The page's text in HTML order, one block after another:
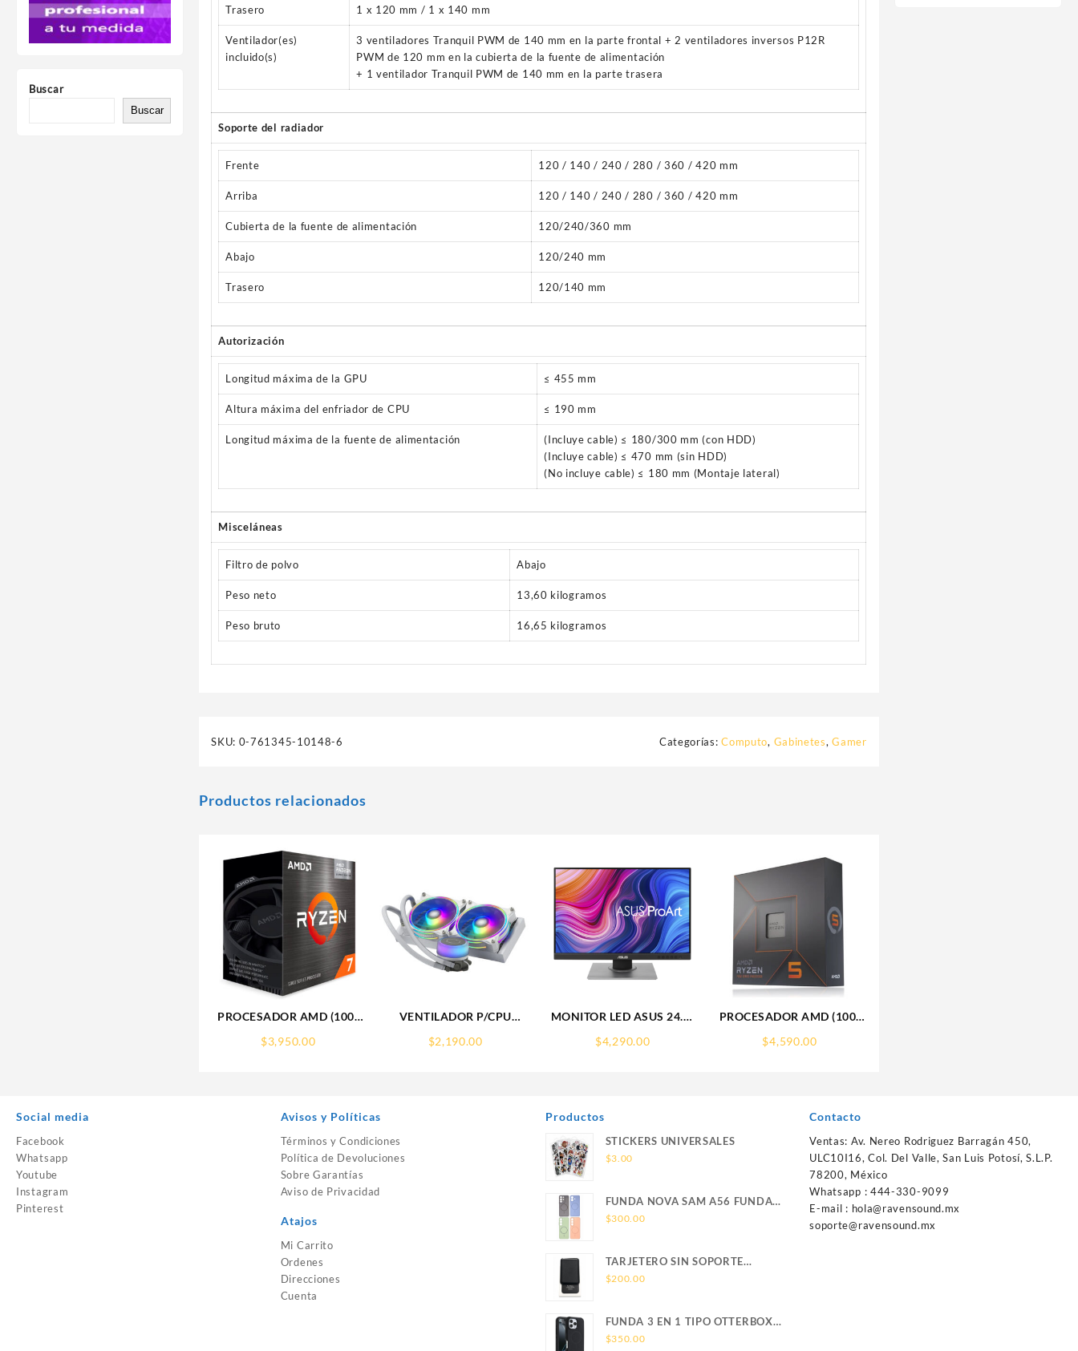
Buscar
Buscar
Trasero 1 x 120 mm / 1 x 140 mm
Ventilador(es)
incluido(s)
3 ventiladores Tranquil PWM de 140 mm en la parte frontal + 2 ventiladores inversos P12R
PWM de 120 mm en la cubierta de la fuente de alimentación
+ 1 ventilador Tranquil PWM de 140 mm en la parte trasera
Soporte del radiador
Frente 120 / 140 / 240 / 280 / 360 / 420 mm
Arriba 120 / 140 / 240 / 280 / 360 / 420 mm
Cubierta de la fuente de alimentación 120/240/360 mm
Abajo 120/240 mm
Trasero 120/140 mm
Autorización
Longitud máxima de la GPU ≤ 455 mm
Altura máxima del enfriador de CPU ≤ 190 mm
Longitud máxima de la fuente de alimentación
(Incluye cable) ≤ 180/300 mm (con HDD)
(Incluye cable) ≤ 470 mm (sin HDD)
(No incluye cable) ≤ 180 mm (Montaje lateral)
Misceláneas
Filtro de polvo Abajo
Peso neto 13,60 kilogramos
Peso bruto 16,65 kilogramos
SKU: 0-761345-10148-6 Categorías:Computo, Gabinetes,Gamer
Productos relacionados
PROCESADOR AMD (100-
5700G S-AM4, 8 CORE 3.8
$3,950.00
VENTILADOR P/CPU
D24M-A18PW-R1)
$2,190.00
MONITOR LED ASUS 24.1″
1920X1200
$4,290.00
PROCESADOR AMD (100-
7600X S-AM5, 6 CORE 4.7
$4,590.00
Social media
Facebook
Whatsapp
Youtube
Instagram
Pinterest
Avisos y Políticas
Términos y Condiciones
Política de Devoluciones
Sobre Garantías
Aviso de Privacidad
Atajos
Mi Carrito
Ordenes
Direcciones
Cuenta
Productos
STICKERS UNIVERSALES
$3.00
FUNDA NOVA SAM A56 FUNDA
SILICONA SIN SOPORTE
$300.00
TARJETERO SIN SOPORTE
MAGSAFE FOR IPHONE LEATHER
$200.00
FUNDA 3 EN 1 TIPO OTTERBOX
USO RUDO SAM S26 ULTRA
$350.00
Contacto
Ventas: Av. Nereo Rodriguez Barragán 450,
ULC10I16, Col. Del Valle, San Luis Potosí, S.L.P.
78200, México
Whatsapp : 444-330-9099
E-mail : hola@ravensound.mx
soporte@ravensound.mx